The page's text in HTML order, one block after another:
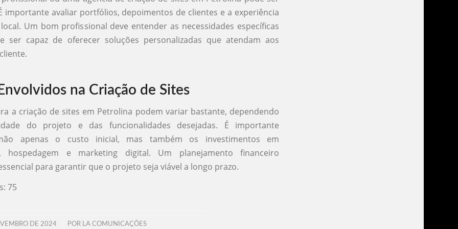
importante avaliar portfólios, depoimentos de clientes e a experiência
Um bom profissional deve entender as necessidades específicas
ser capaz de oferecer soluções personalizadas que atendam aos
na Criação de Sites
a criação de sites em Petrolina podem variar bastante, dependendo
do projeto e das funcionalidades desejadas. É importante
apenas o custo inicial, mas também os investimentos em
hospedagem e marketing digital. Um planejamento financeiro
para garantir que o projeto seja viável a longo prazo.
75
DE 2024
/ POR LA COMUNICAÇÕES